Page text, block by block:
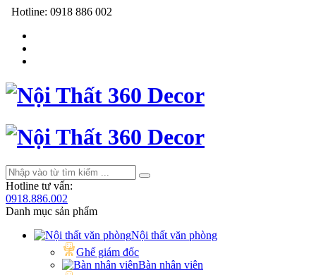
Hotline: 0918 886 002
Hotline tư vấn:
0918.886.002
Danh mục sản phẩm
Nội thất văn phòng
Ghế giám đốc
Bàn nhân viên